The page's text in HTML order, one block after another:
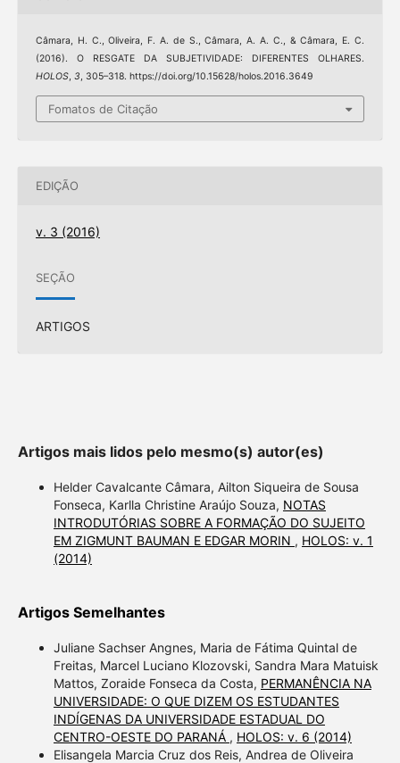
Câmara, H. C., Oliveira, F. A. de S., Câmara, A. A. C., & Câmara, E. C.
(2016). O RESGATE DA SUBJETIVIDADE: DIFERENTES OLHARES.
HOLOS, 3, 305–318. https://doi.org/10.15628/holos.2016.3649
Fomatos de Citação
EDIÇÃO
v. 3 (2016)
SEÇÃO
ARTIGOS
Artigos mais lidos pelo mesmo(s) autor(es)
Helder Cavalcante Câmara, Ailton Siqueira de Sousa
Fonseca, Karlla Christine Araújo Souza, NOTAS
INTRODUTÓRIAS SOBRE A FORMAÇÃO DO SUJEITO
EM ZIGMUNT BAUMAN E EDGAR MORIN , HOLOS: v. 1
(2014)
Artigos Semelhantes
Juliane Sachser Angnes, Maria de Fátima Quintal de
Freitas, Marcel Luciano Klozovski, Sandra Mara Matuisk
Mattos, Zoraide Fonseca da Costa, PERMANÊNCIA NA
UNIVERSIDADE: O QUE DIZEM OS ESTUDANTES
INDÍGENAS DA UNIVERSIDADE ESTADUAL DO
CENTRO-OESTE DO PARANÁ , HOLOS: v. 6 (2014)
Elisangela Marcia Cruz dos Reis, Andrea de Oliveira